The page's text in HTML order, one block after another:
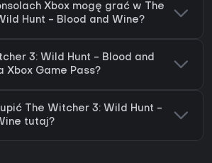
Xbox mogę grać w The
Hunt - Blood and Wine?
3: Wild Hunt - Blood and
Xbox Game Pass?
The Witcher 3: Wild Hunt -
tutaj?